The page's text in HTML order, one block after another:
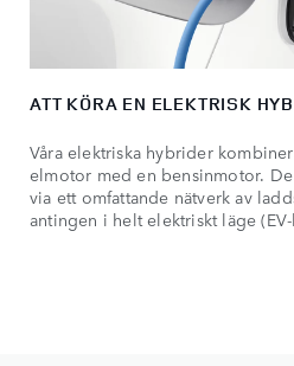
ATT KÖRA EN ELEKTRISK
Våra elektriska hybrider
elmotor med en bensinmotor.
via ett omfattande nätverk av
antingen i helt elektriskt läge